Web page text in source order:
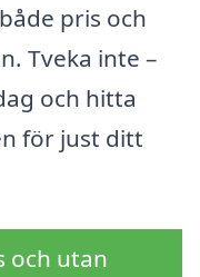
pris och
Tveka inte –
och hitta
för just ditt
och utan